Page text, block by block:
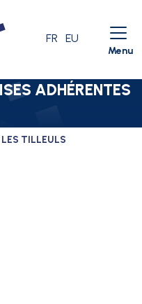
à la recherche
LANGUE ACTIVE
FR EU
Menu
ADHÉRENTES
LES TILLEULS